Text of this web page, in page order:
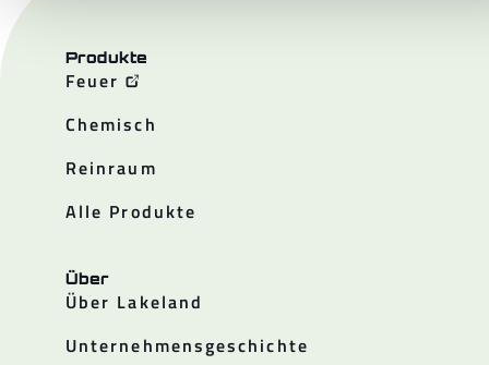
Produkte
Feuer
Chemisch
Reinraum
Alle Produkte
Über
Über Lakeland
Unternehmensgeschichte